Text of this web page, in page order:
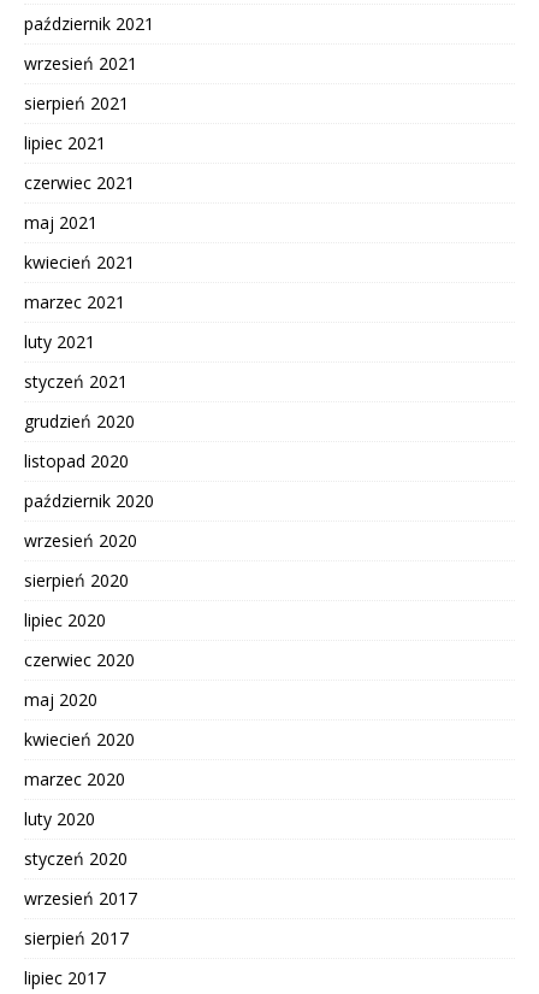
październik 2021
wrzesień 2021
sierpień 2021
lipiec 2021
czerwiec 2021
maj 2021
kwiecień 2021
marzec 2021
luty 2021
styczeń 2021
grudzień 2020
listopad 2020
październik 2020
wrzesień 2020
sierpień 2020
lipiec 2020
czerwiec 2020
maj 2020
kwiecień 2020
marzec 2020
luty 2020
styczeń 2020
wrzesień 2017
sierpień 2017
lipiec 2017